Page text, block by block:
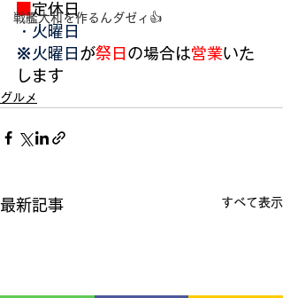
戦艦大和を作るんダゼィ👍
■定休日
・火曜日
※ 火曜日 が祭日 の場合は営業いた
します
グルメ
最新記事 すべて表示